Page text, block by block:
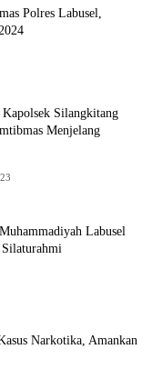
Polres Labusel,
Silangkitang
Menjelang
Labusel
Narkotika, Amankan